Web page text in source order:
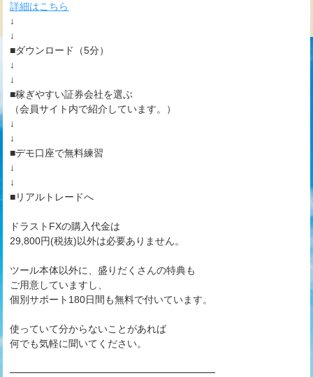
詳細はこちら
↓
↓
■ダウンロード（5分）
↓
↓
■稼ぎやすい証券会社を選ぶ
（会員サイト内で紹介しています。）
↓
↓
■デモ口座で無料練習
↓
↓
■リアルトレードへ
ドラストFXの購入代金は
29,800円(税抜)以外は必要ありません。
ツール本体以外に、盛りだくさんの特典も
ご用意していますし、
個別サポート180日間も無料で付いています。
使っていて分からないことがあれば
何でも気軽に聞いてください。
━━━━━━━━━━━━━━━━━━━━━